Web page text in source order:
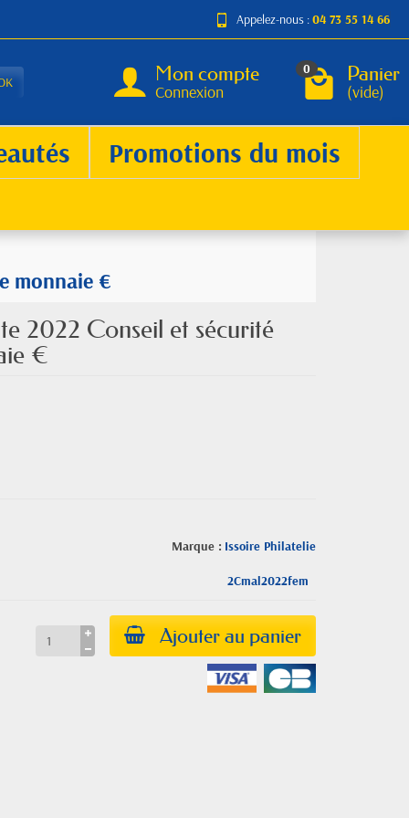
Appelez-nous :04 73 55 14 66
Mon compte
Connexion
0 Panier
(vide)
Promotions du mois
monnaie €
2022 Conseil et sécurité
€
Marque : Issoire Philatelie
2Cmal2022fem
Ajouter au panier